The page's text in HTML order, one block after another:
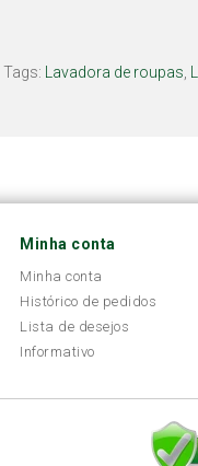
Tags: Lavadora de roupas
Minha conta
Minha conta
Histórico de pedidos
Lista de desejos
Informativo